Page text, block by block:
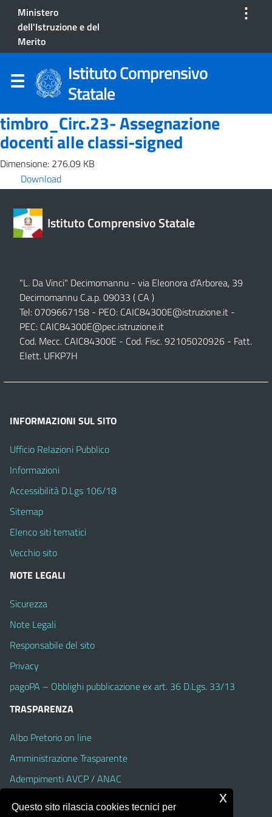
Ministero
dell'Istruzione e del
Merito
⋮
Istituto Comprensivo
Statale
timbro_Circ.23- Assegnazione
docenti alle classi-signed
Dimensione: 276.09 KB
Download
Istituto Comprensivo Statale
"L. Da Vinci" Decimomannu - via Eleonora d'Arborea, 39
Decimomannu C.a.p. 09033 ( CA )
Tel: 0709667158 - PEO: CAIC84300E@istruzione.it -
PEC: CAIC84300E@pec.istruzione.it
Cod. Mecc. CAIC84300E - Cod. Fisc. 92105020926 - Fatt.
Elett. UFKP7H
INFORMAZIONI SUL SITO
Ufficio Relazioni Pubblico
Informazioni
Accessibilità D.Lgs 106/18
Sitemap
Elenco siti tematici
Vecchio sito
NOTE LEGALI
Sicurezza
Note Legali
Responsabile del sito
Privacy
pagoPA – Obblighi pubblicazione ex art. 36 D.Lgs. 33/13
TRASPARENZA
Albo Pretorio on line
Amministrazione Trasparente
Adempimenti AVCP / ANAC
Questo sito rilascia cookies tecnici per
x